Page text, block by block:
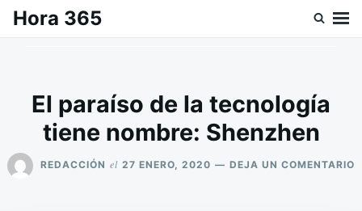
SaltarBuscar:
Hora 365
El paraíso de la tecnología
tiene nombre: Shenzhen
REDACCIÓN el 27 ENERO, 2020 DEJA UN COMENTARIO